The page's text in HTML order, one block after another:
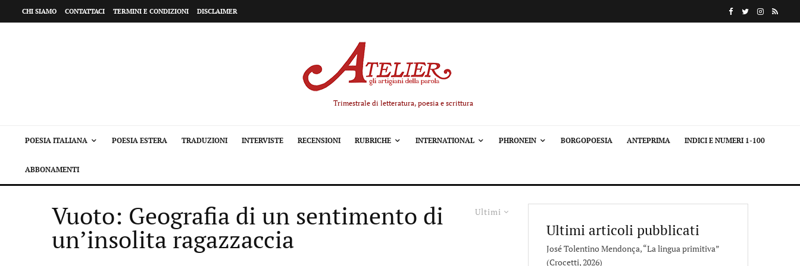
CHI SIAMO CONTATTACI TERMINI E CONDIZIONI DISCLAIMER
Trimestrale di letteratura, poesia e scrittura
POESIA ITALIANA POESIA ESTERA TRADUZIONI INTERVISTE RECENSIONI RUBRICHE INTERNATIONAL PHRONEIN BORGOPOESIA ANTEPRIMA INDICI E NUMERI 1-100
ABBONAMENTI
Ultimi
Vuoto: Geografia di un sentimento di
un’insolita ragazzaccia Ultimi articoli pubblicati
José Tolentino Mendonça, “La lingua primitiva”
(Crocetti, 2026)